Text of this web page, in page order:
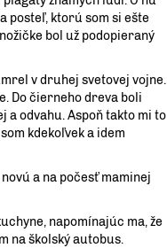
posteľ, ktorú som si ešte
bol už podopieraný
v druhej svetovej vojne.
Do čierneho dreva boli
a odvahu. Aspoň takto mi to
kdekoľvek a idem
a na počesť maminej
napomínajúc ma, že
na školský autobus.